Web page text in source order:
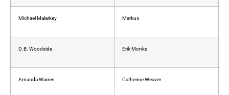
Michael Malarkey Markus
D.B. Woodside Erik Monks
Amanda Warren Catherine Weaver